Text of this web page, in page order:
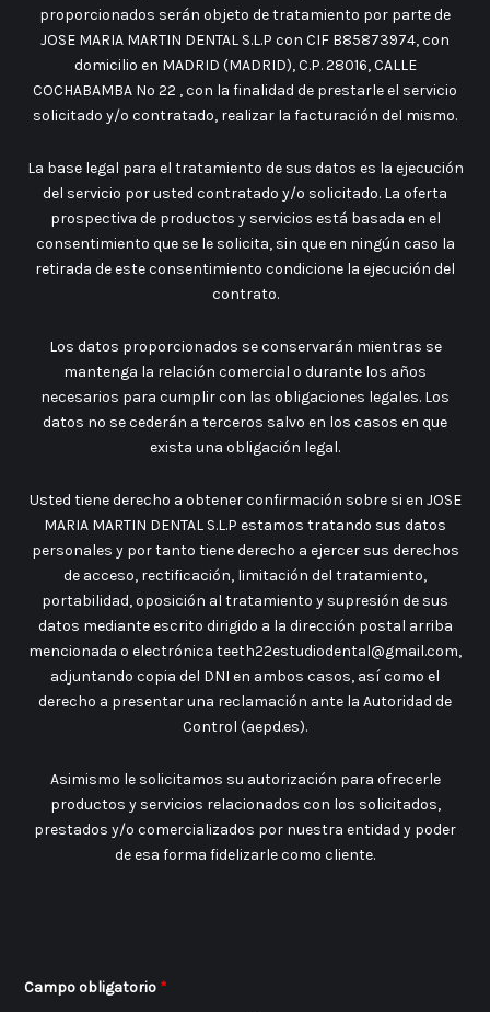
proporcionados serán objeto de tratamiento por parte de
JOSE MARIA MARTIN DENTAL S.L.P con CIF B85873974, con
domicilio en MADRID (MADRID), C.P. 28016, CALLE
COCHABAMBA No 22 , con la finalidad de prestarle el servicio
solicitado y/o contratado, realizar la facturación del mismo.
La base legal para el tratamiento de sus datos es la ejecución
del servicio por usted contratado y/o solicitado. La oferta
prospectiva de productos y servicios está basada en el
consentimiento que se le solicita, sin que en ningún caso la
retirada de este consentimiento condicione la ejecución del
contrato.
Los datos proporcionados se conservarán mientras se
mantenga la relación comercial o durante los años
necesarios para cumplir con las obligaciones legales. Los
datos no se cederán a terceros salvo en los casos en que
exista una obligación legal.
Usted tiene derecho a obtener confirmación sobre si en JOSE
MARIA MARTIN DENTAL S.L.P estamos tratando sus datos
personales y por tanto tiene derecho a ejercer sus derechos
de acceso, rectificación, limitación del tratamiento,
portabilidad, oposición al tratamiento y supresión de sus
datos mediante escrito dirigido a la dirección postal arriba
mencionada o electrónica teeth22estudiodental@gmail.com,
adjuntando copia del DNI en ambos casos, así como el
derecho a presentar una reclamación ante la Autoridad de
Control (aepd.es).
Asimismo le solicitamos su autorización para ofrecerle
productos y servicios relacionados con los solicitados,
prestados y/o comercializados por nuestra entidad y poder
de esa forma fidelizarle como cliente.
Campo obligatorio *